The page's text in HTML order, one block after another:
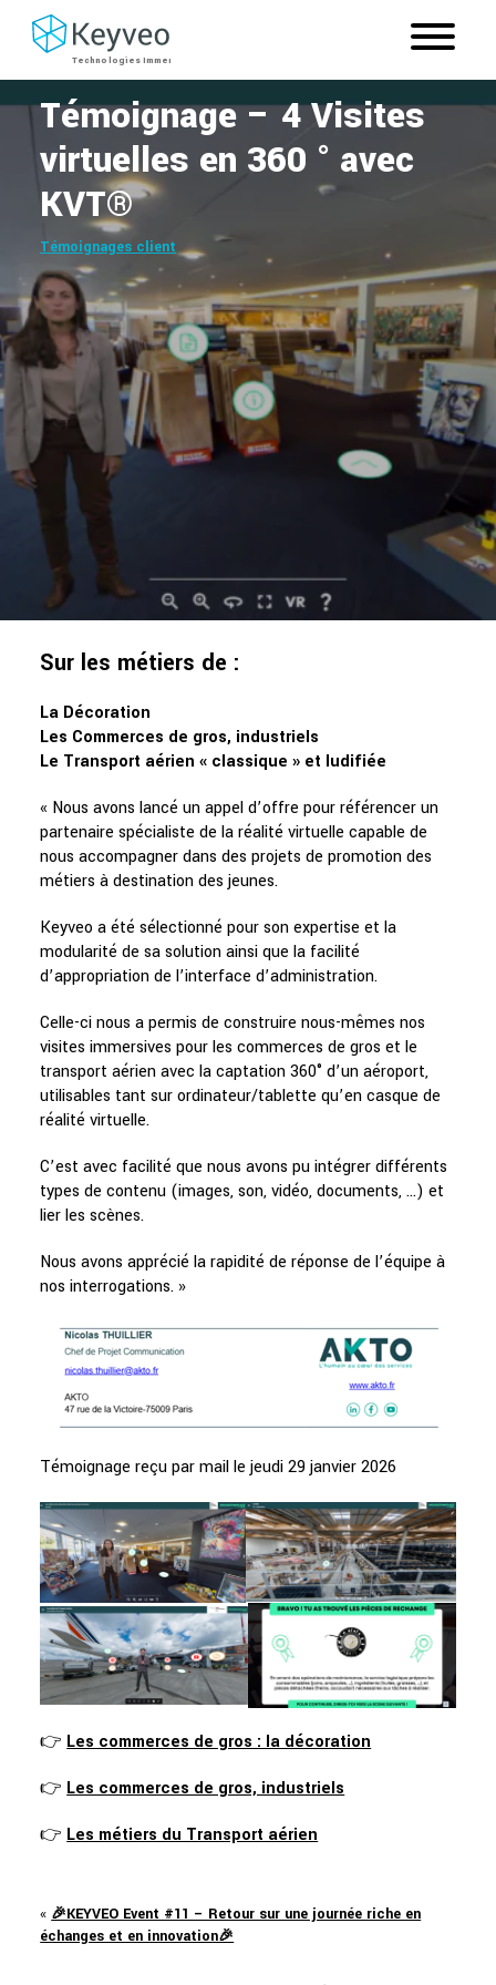
Témoignage – 4 Visites
virtuelles en 360 ° avec
KVT®
Témoignages client
Sur les métiers de :
La Décoration
Les Commerces de gros, industriels
Le Transport aérien « classique » et ludifiée
« Nous avons lancé un appel d’offre pour référencer un
partenaire spécialiste de la réalité virtuelle capable de
nous accompagner dans des projets de promotion des
métiers à destination des jeunes.
Keyveo a été sélectionné pour son expertise et la
modularité de sa solution ainsi que la facilité
d’appropriation de l’interface d’administration.
Celle-ci nous a permis de construire nous-mêmes nos
visites immersives pour les commerces de gros et le
transport aérien avec la captation 360° d’un aéroport,
utilisables tant sur ordinateur/tablette qu’en casque de
réalité virtuelle.
C’est avec facilité que nous avons pu intégrer différents
types de contenu (images, son, vidéo, documents, …) et
lier les scènes.
Nous avons apprécié la rapidité de réponse de l’équipe à
nos interrogations. »
Témoignage reçu par mail le jeudi 29 janvier 2026
👉 Les commerces de gros : la décoration
👉 Les commerces de gros, industriels
👉 Les métiers du Transport aérien
« 🎉KEYVEO Event #11 – Retour sur une journée riche en
échanges et en innovation🎉